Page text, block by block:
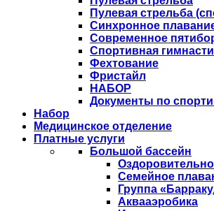
Пулевая стрельба
Синхронное
Современное
Спортивная
Фехтование
Фристайл
НАБОР
Документы по
Набор
Медицинское отделение
Платные услуги
Большой бассейн
Семейное
Группа
Аквааэробика